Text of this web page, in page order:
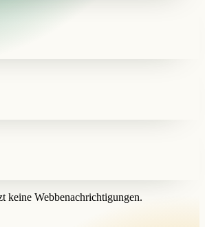
keine Webbenachrichtigungen.